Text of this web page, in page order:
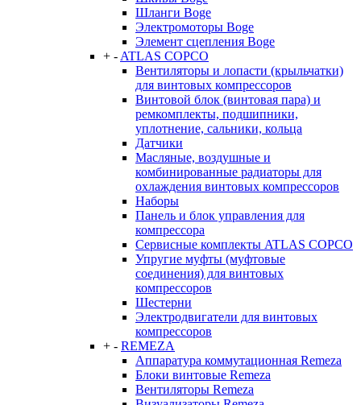
Шланги Boge
Электромоторы Boge
Элемент сцепления Boge
+ - ATLAS COPCO
Вентиляторы и лопасти (крыльчатки)
для винтовых компрессоров
Винтовой блок (винтовая пара) и
ремкомплекты, подшипники,
уплотнение, сальники, кольца
Датчики
Масляные, воздушные и
комбинированные радиаторы для
охлаждения винтовых компрессоров
Наборы
Панель и блок управления для
компрессора
Сервисные комплекты ATLAS COPCO
Упругие муфты (муфтовые
соединения) для винтовых
компрессоров
Шестерни
Электродвигатели для винтовых
компрессоров
+ - REMEZA
Аппаратура коммутационная Remeza
Блоки винтовые Remeza
Вентиляторы Remeza